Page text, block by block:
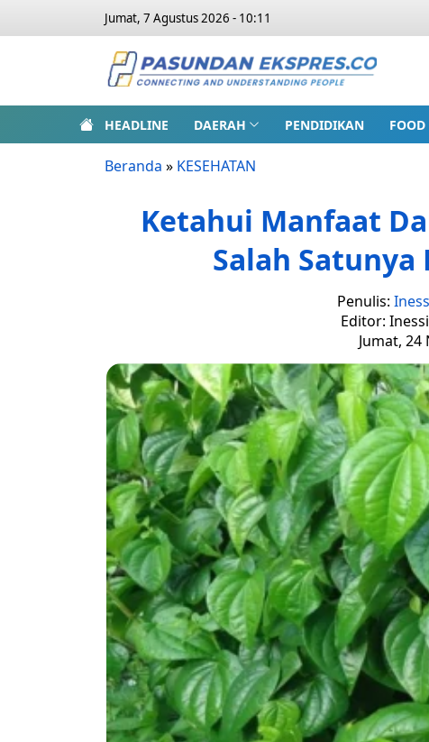
Jumat, 7 Agustus 2026 - 10:11
HEADLINE DAERAH PENDIDIKAN
Beranda » KESEHATAN
Ketahui Manfaat
Salah Satunya
Penulis:
Editor:
Jumat, 24